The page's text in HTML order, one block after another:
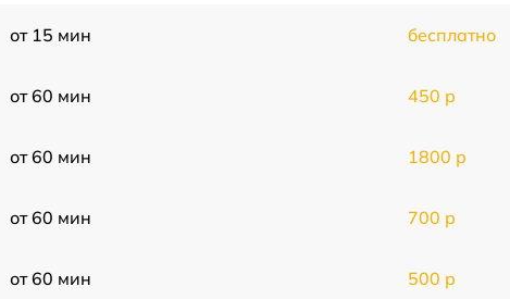
от 15 мин бесплатно
от 60 мин 450 р
от 60 мин 1800 р
от 60 мин 700 р
от 60 мин 500 р